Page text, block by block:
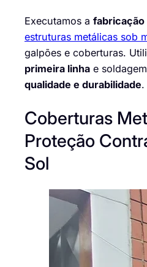
Executamos a fabricação
estruturas metálicas sob
galpões e coberturas.
primeira linha e
qualidade e durabilidade.
Coberturas
Proteção
Sol